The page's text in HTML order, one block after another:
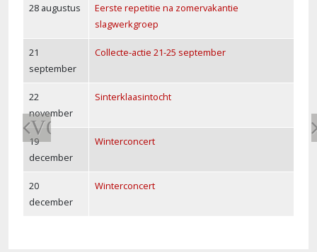
28 augustus
Eerste repetitie na zomervakantie
slagwerkgroep
21
september
Collecte-actie 21-25 september
22
november
Sinterklaasintocht
19
december
Winterconcert
20
december
Winterconcert
VORIGE